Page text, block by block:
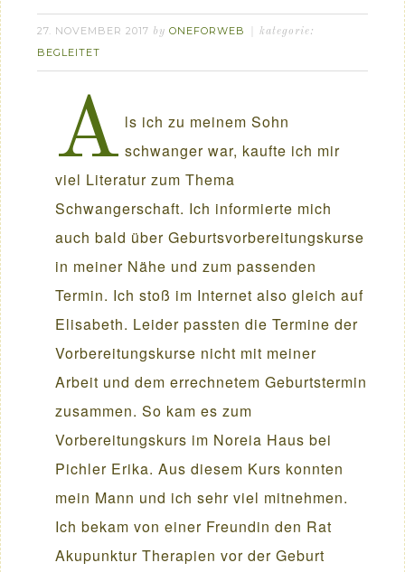
27. NOVEMBER 2017 byONEFORWEB kategorie:
BEGLEITET
A ls ich zu meinem Sohn
schwanger war, kaufte ich mir
viel Literatur zum Thema
Schwangerschaft. Ich informierte mich
auch bald über Geburtsvorbereitungskurse
in meiner Nähe und zum passenden
Termin. Ich stoß im Internet also gleich auf
Elisabeth. Leider passten die Termine der
Vorbereitungskurse nicht mit meiner
Arbeit und dem errechnetem Geburtstermin
zusammen. So kam es zum
Vorbereitungskurs im Noreia Haus bei
Pichler Erika. Aus diesem Kurs konnten
mein Mann und ich sehr viel mitnehmen.
Ich bekam von einer Freundin den Rat
Akupunktur Therapien vor der Geburt